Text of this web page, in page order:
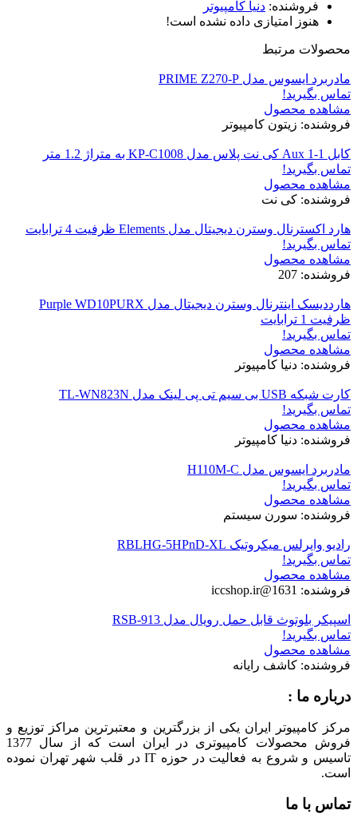
فروشنده: دنیا کامپیوتر
هنوز امتیازی داده نشده است!
محصولات مرتبط
مادربرد ایسوس مدل PRIME Z270-P
تماس بگیرید!
مشاهده محصول
فروشنده: زیتون کامپیوتر
کابل Aux 1-1 کی نت پلاس مدل KP-C1008 به متراژ 1.2 متر
تماس بگیرید!
مشاهده محصول
فروشنده: کی نت
هارد اکسترنال وسترن دیجیتال مدل Elements ظرفیت 4 ترابایت
تماس بگیرید!
مشاهده محصول
فروشنده: 207
هارددیسک اینترنال وسترن دیجیتال مدل Purple WD10PURX
ظرفیت 1 ترابایت
تماس بگیرید!
مشاهده محصول
فروشنده: دنیا کامپیوتر
کارت شبکه USB بی سیم تی پی لینک مدل TL-WN823N
تماس بگیرید!
مشاهده محصول
فروشنده: دنیا کامپیوتر
مادربرد ایسوس مدل H110M-C
تماس بگیرید!
مشاهده محصول
فروشنده: سورن سیستم
رادیو وایرلس میکروتیک RBLHG-5HPnD-XL
تماس بگیرید!
مشاهده محصول
فروشنده: 1631@iccshop.ir
اسپیکر بلوتوث قابل حمل رویال مدل RSB-913
تماس بگیرید!
مشاهده محصول
فروشنده: کاشف رایانه
درباره ما :
مرکز کامپیوتر ایران یکی از بزرگترین و معتبرترین مراکز توزیع و
فروش محصولات کامپیوتری در ایران است که از سال 1377
تاسیس و شروع به فعالیت در حوزه IT در قلب شهر تهران نموده
است.
تماس با ما